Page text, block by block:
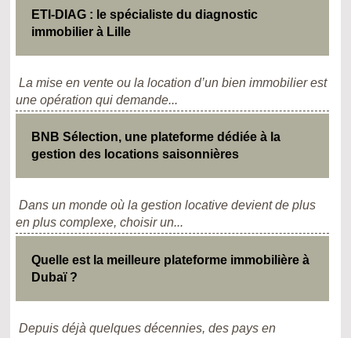
ETI-DIAG : le spécialiste du diagnostic
immobilier à Lille
La mise en vente ou la location d’un bien immobilier est
une opération qui demande...
BNB Sélection, une plateforme dédiée à la
gestion des locations saisonnières
Dans un monde où la gestion locative devient de plus
en plus complexe, choisir un...
Quelle est la meilleure plateforme immobilière à
Dubaï ?
Depuis déjà quelques décennies, des pays en